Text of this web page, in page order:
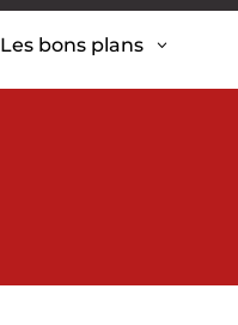
Les bons plans 3